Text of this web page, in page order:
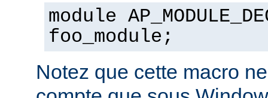
module
foo_module;
Notez que cette macro